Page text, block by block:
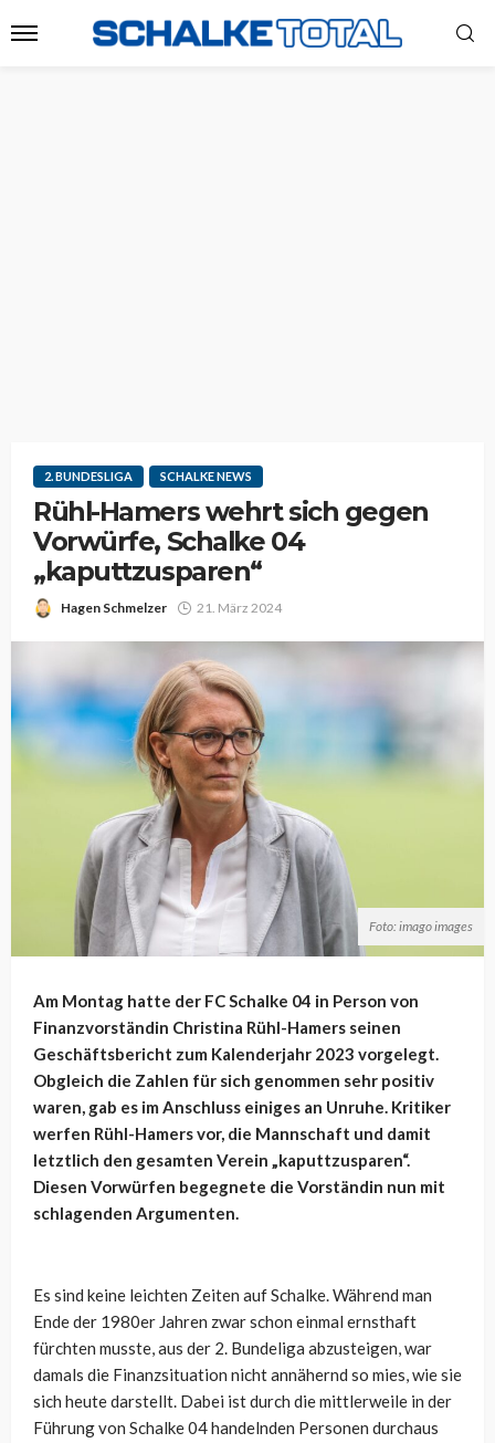
2. BUNDESLIGA SCHALKE NEWS
Rühl-Hamers wehrt sich gegen
Vorwürfe, Schalke 04
„kaputtzusparen“
Hagen Schmelzer 21. März 2024
Foto: imago images
Am Montag hatte der FC Schalke 04 in Person von
Finanzvorständin Christina Rühl-Hamers seinen
Geschäftsbericht zum Kalenderjahr 2023 vorgelegt.
Obgleich die Zahlen für sich genommen sehr positiv
waren, gab es im Anschluss einiges an Unruhe. Kritiker
werfen Rühl-Hamers vor, die Mannschaft und damit
letztlich den gesamten Verein „kaputtzusparen“.
Diesen Vorwürfen begegnete die Vorständin nun mit
schlagenden Argumenten.
Es sind keine leichten Zeiten auf Schalke. Während man
Ende der 1980er Jahren zwar schon einmal ernsthaft
fürchten musste, aus der 2. Bundeliga abzusteigen, war
damals die Finanzsituation nicht annähernd so mies, wie sie
sich heute darstellt. Dabei ist durch die mittlerweile in der
Führung von Schalke 04 handelnden Personen durchaus